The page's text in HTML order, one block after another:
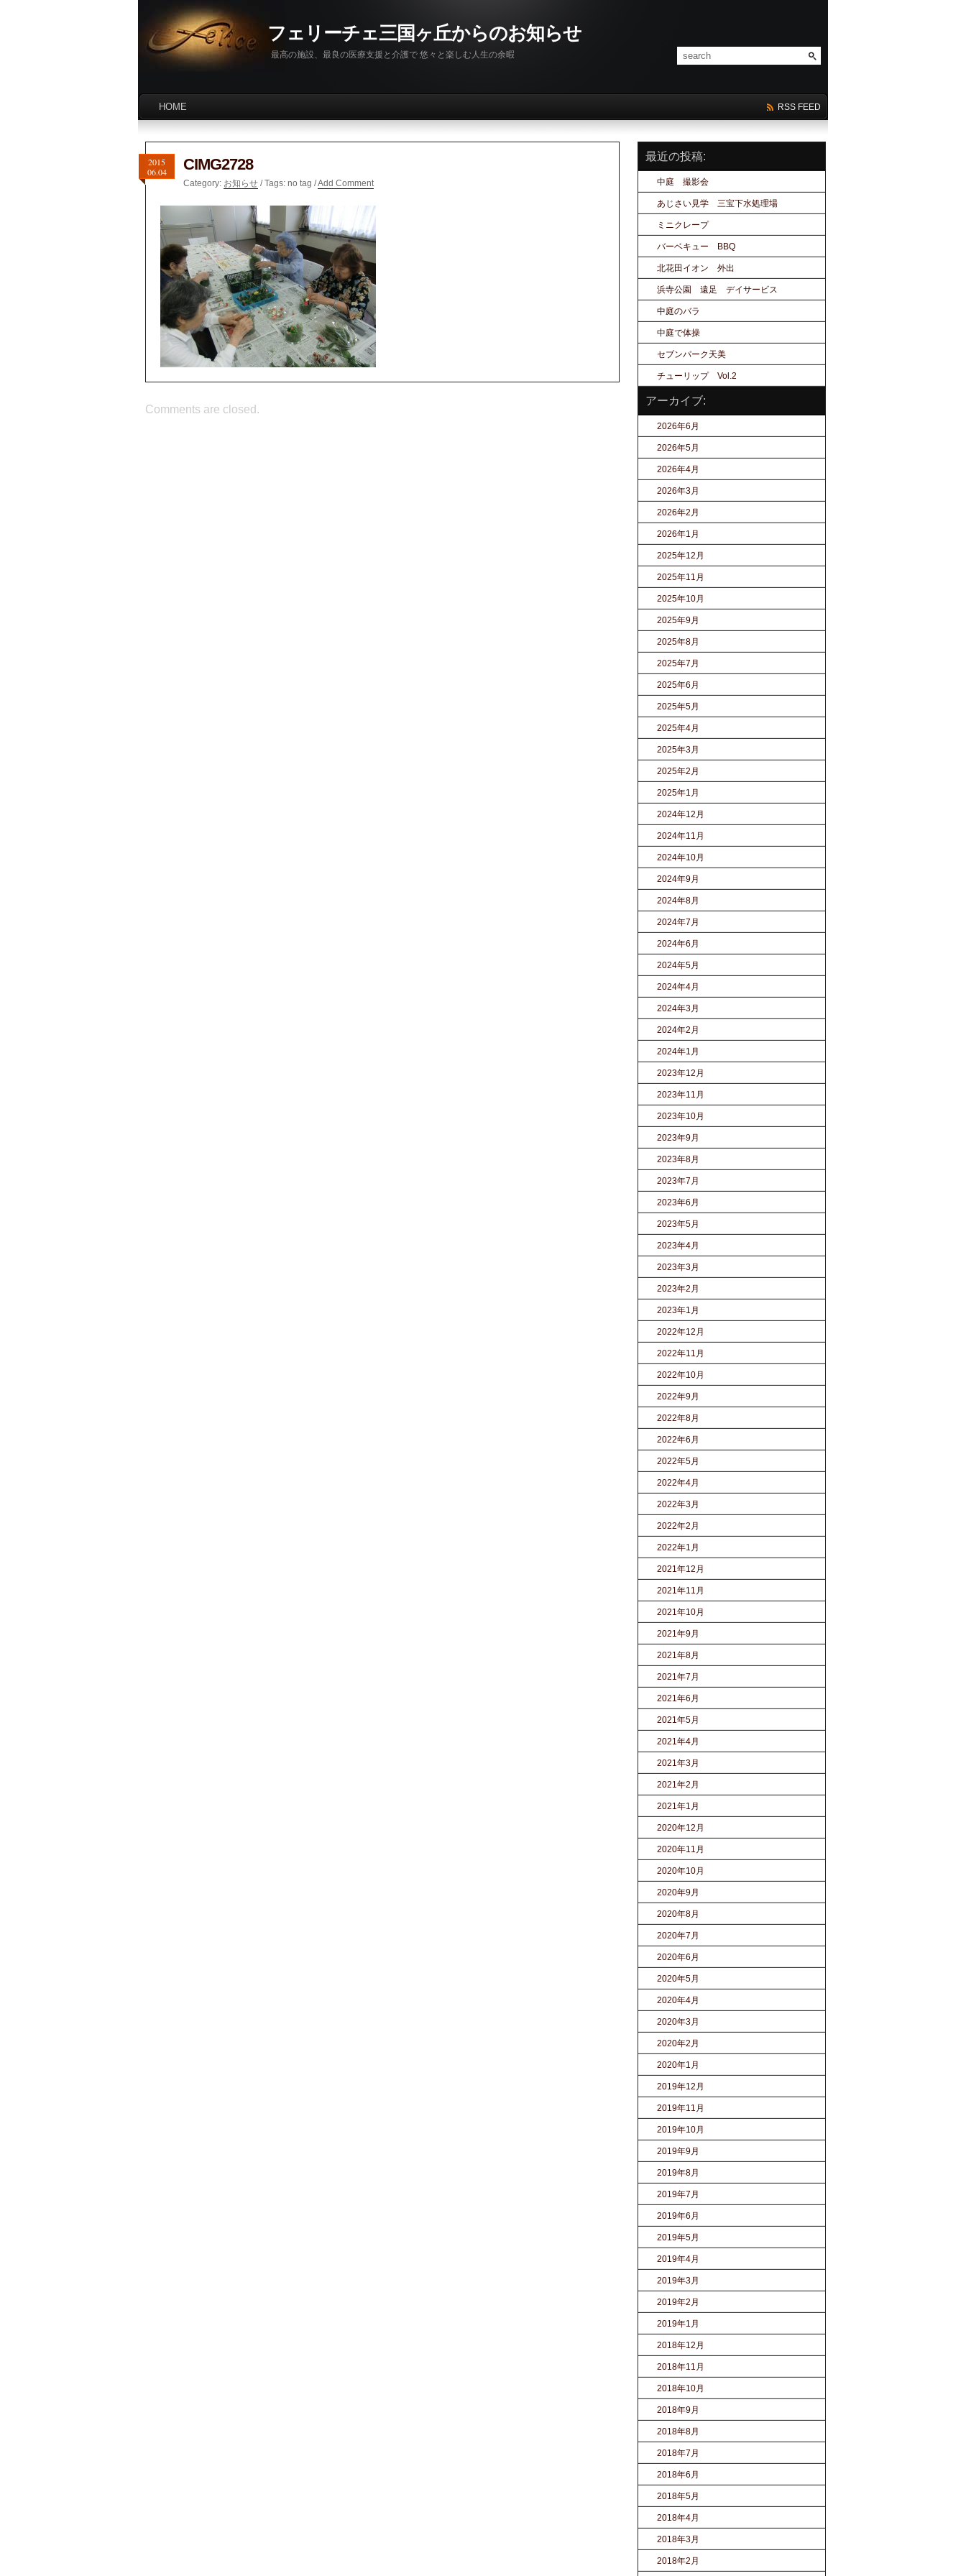
フェリーチェ三国ヶ丘からのお知らせ
最高の施設、最良の医療支援と介護で 悠々と楽しむ人生の余暇
HOME RSS FEED
2015
06.04
CIMG2728
Category: お知らせ / Tags: no tag /Add Comment
Comments are closed.
最近の投稿:
中庭 撮影会
あじさい見学 三宝下水処理場
ミニクレープ
バーベキュー BBQ
北花田イオン 外出
浜寺公園 遠足 デイサービス
中庭のバラ
中庭で体操
セブンパーク天美
チューリップ Vol.2
アーカイブ:
2026年6月
2026年5月
2026年4月
2026年3月
2026年2月
2026年1月
2025年12月
2025年11月
2025年10月
2025年9月
2025年8月
2025年7月
2025年6月
2025年5月
2025年4月
2025年3月
2025年2月
2025年1月
2024年12月
2024年11月
2024年10月
2024年9月
2024年8月
2024年7月
2024年6月
2024年5月
2024年4月
2024年3月
2024年2月
2024年1月
2023年12月
2023年11月
2023年10月
2023年9月
2023年8月
2023年7月
2023年6月
2023年5月
2023年4月
2023年3月
2023年2月
2023年1月
2022年12月
2022年11月
2022年10月
2022年9月
2022年8月
2022年6月
2022年5月
2022年4月
2022年3月
2022年2月
2022年1月
2021年12月
2021年11月
2021年10月
2021年9月
2021年8月
2021年7月
2021年6月
2021年5月
2021年4月
2021年3月
2021年2月
2021年1月
2020年12月
2020年11月
2020年10月
2020年9月
2020年8月
2020年7月
2020年6月
2020年5月
2020年4月
2020年3月
2020年2月
2020年1月
2019年12月
2019年11月
2019年10月
2019年9月
2019年8月
2019年7月
2019年6月
2019年5月
2019年4月
2019年3月
2019年2月
2019年1月
2018年12月
2018年11月
2018年10月
2018年9月
2018年8月
2018年7月
2018年6月
2018年5月
2018年4月
2018年3月
2018年2月